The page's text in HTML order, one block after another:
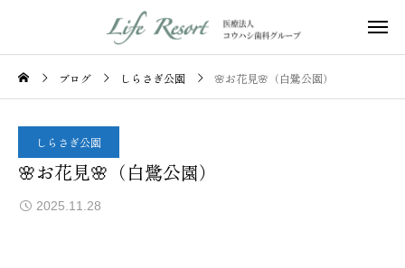
ブログ しらさぎ公園 🌸お花見🌸（白鷺公園）
しらさぎ公園
🌸お花見🌸（白鷺公園）
2025.11.28